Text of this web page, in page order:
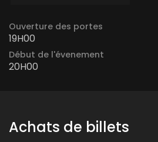
Ouverture des portes
19H00
Début de l'évenement
20H00
Achats de billets